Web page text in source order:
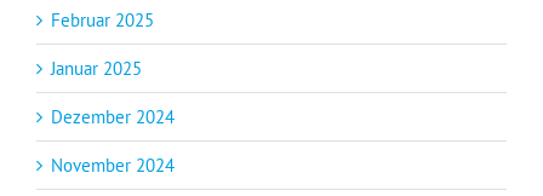
Februar 2025
Januar 2025
Dezember 2024
November 2024